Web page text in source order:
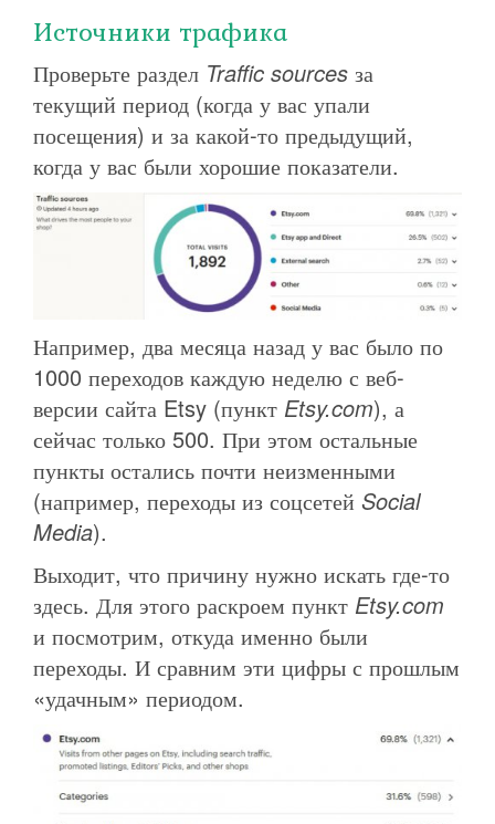
Источники трафика
Проверьте раздел Traffic sources за
текущий период (когда у вас упали
посещения) и за какой-то предыдущий,
когда у вас были хорошие показатели.
Например, два месяца назад у вас было по
1000 переходов каждую неделю с веб-
версии сайта Etsy (пункт Etsy.com), а
сейчас только 500. При этом остальные
пункты остались почти неизменными
(например, переходы из соцсетей Social
Media).
Выходит, что причину нужно искать где-то
здесь. Для этого раскроем пункт Etsy.com
и посмотрим, откуда именно были
переходы. И сравним эти цифры с прошлым
«удачным» периодом.